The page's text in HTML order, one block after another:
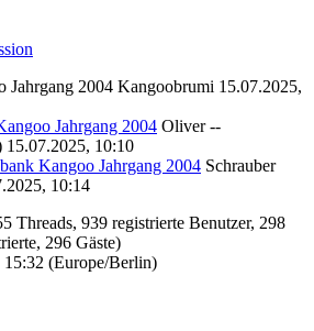
Jahrgang 2004 Kangoobrumi 15.07.2025,
Jahrgang 2004 Oliver --
15.07.2025, 10:10
Kangoo Jahrgang 2004 Schrauber
10:14
Threads, 939 registrierte Benutzer, 298
296 Gäste)
(Europe/Berlin)